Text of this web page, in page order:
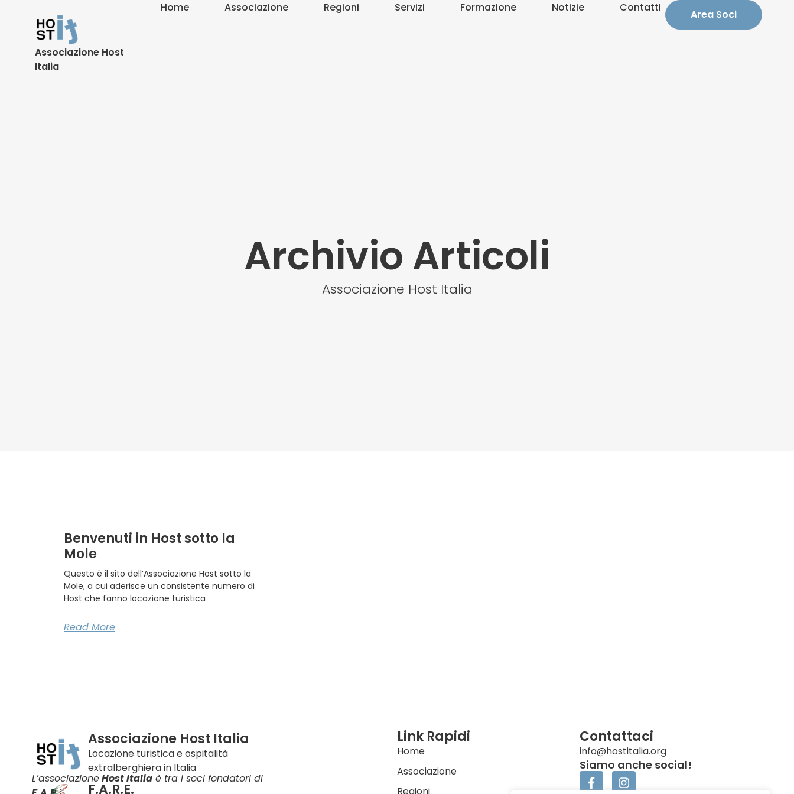
Associazione Host
Italia
Home Associazione Regioni Servizi Formazione Notizie Contatti
Area Soci
Archivio Articoli
Associazione Host Italia
Benvenuti in Host sotto la
Mole
Questo è il sito dell’Associazione Host sotto la
Mole, a cui aderisce un consistente numero di
Host che fanno locazione turistica
Read More
Associazione Host Italia
Locazione turistica e ospitalità
extralberghiera in Italia
L’associazioneHost Italiaè tra i soci fondatori di
F.A.R.E.
Link Rapidi
Home
Associazione
Regioni
Contattaci
info@hostitalia.org
Siamo anche social!